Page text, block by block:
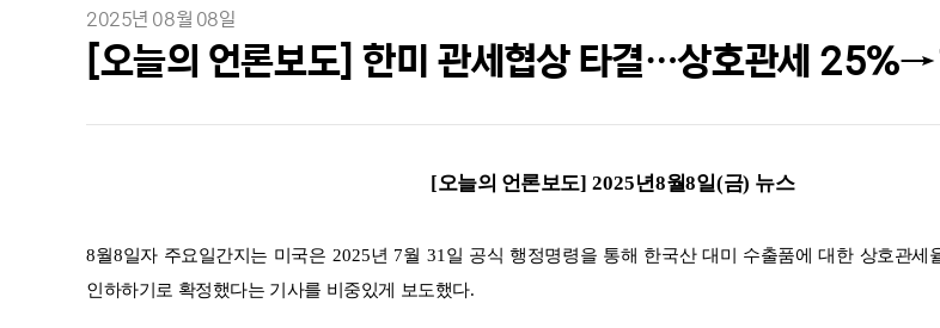
2025년 08월 08일
[오늘의 언론보도] 한미 관세협상 타결…상호관세
[오늘의 언론보도] 2025년8월8일(금) 뉴스
8월8일자 주요일간지는 미국은 2025년 7월 31 일 공식 행정명령을 통해 한국산 대미 수출품에 대한 상호관세
인하하기로 확정했다는 기사를 비중있게 보도했다.